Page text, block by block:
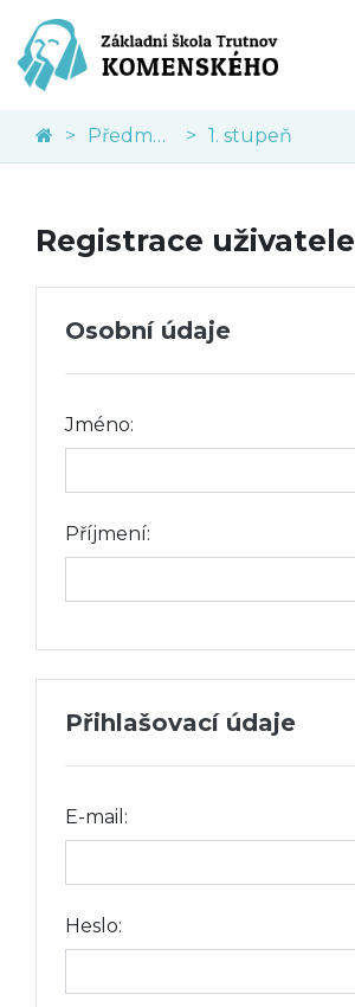
Předměty 1. stupeň
Registrace uživatele
Osobní údaje
Jméno:
Příjmení:
Přihlašovací údaje
E-mail:
Heslo: